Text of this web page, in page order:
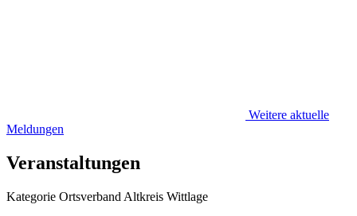
Weitere aktuelle
Meldungen
Veranstaltungen
Kategorie Ortsverband Altkreis Wittlage